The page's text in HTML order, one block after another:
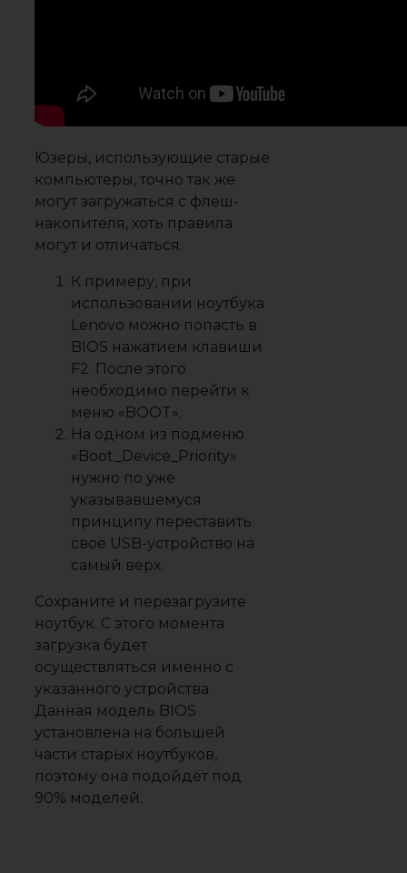
Юзеры, использующие старые
компьютеры, точно так же
могут загружаться с флеш-
накопителя, хоть правила
могут и отличаться.
К примеру, при
использовании ноутбука
Lenovo можно попасть в
BIOS нажатием клавиши
F2. После этого
необходимо перейти к
меню «BOOT».
На одном из подменю
«Boot_Device_Priority»
нужно по уже
указывавшемуся
принципу переставить
своё USB-устройство на
самый верх.
Сохраните и перезагрузите
ноутбук. С этого момента
загрузка будет
осуществляться именно с
указанного устройства.
Данная модель BIOS
установлена на большей
части старых ноутбуков,
поэтому она подойдёт под
90% моделей.